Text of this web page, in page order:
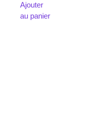
Ajouter
au panier